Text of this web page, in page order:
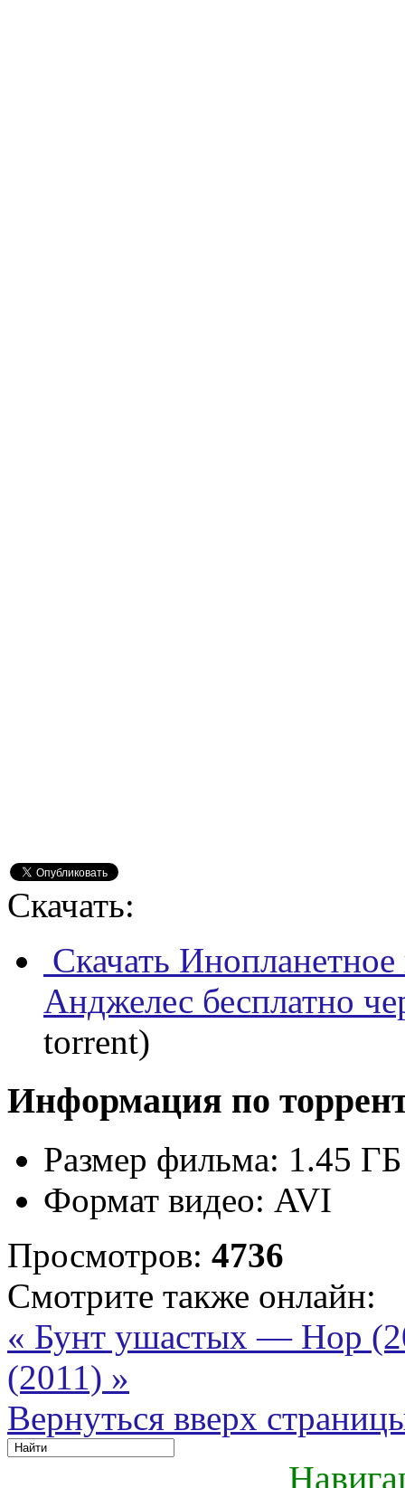
Скачать:
Скачать
Анджелес бесплатно
torrent)
Информация по
Размер фильма: 1.45 ГБ
Формат видео: AVI
Просмотров: 4736
Смотрите также онлайн:
« Бунт ушастых — Hop
(2011) »
Вернуться вверх